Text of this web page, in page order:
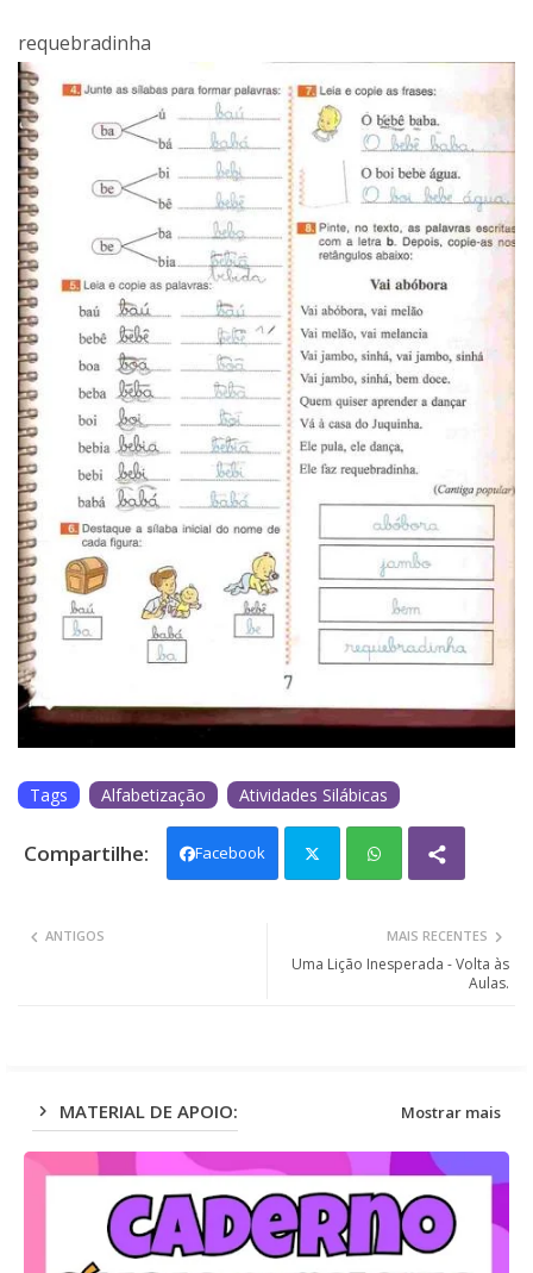
requebradinha
Tags Alfabetização Atividades Silábicas
Facebook
ats
MAIS RECENTES
Uma Lição Inesperada - Volta às
Aulas.
ANTIGOS
MATERIAL DE APOIO: Mostrar mais